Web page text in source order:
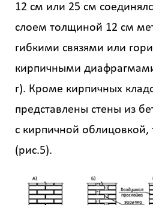
12 см или 25 см
слоем толщиной 12 см
гибкими связями или
кирпичными
г). Кроме кирпичных
представлены стены из
с кирпичной облицовкой,
(рис.5).